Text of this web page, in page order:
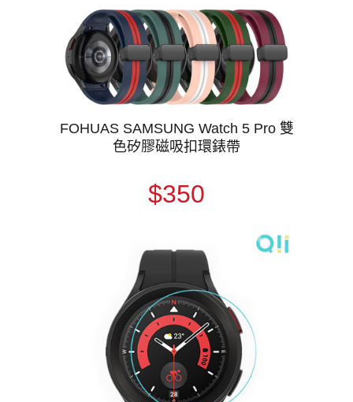
FOHUAS SAMSUNG Watch 5 Pro 雙
色矽膠磁吸扣環錶帶
$350